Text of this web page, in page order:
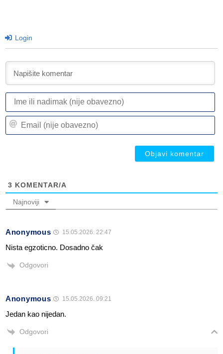
Login
3 KOMENTAR/A
Najnoviji
Anonymous 15.05.2026. 22:47
Nista egzoticno. Dosadno čak
Odgovori
Anonymous 15.05.2026. 09:21
Jedan kao nijedan.
Odgovori